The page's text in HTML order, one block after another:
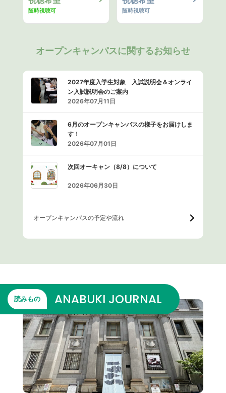
随時視聴可 随時視聴可
オープンキャンパスに関するお知らせ
2027年度入学生対象 入試説明会＆オンライ
ン入試説明会のご案内
2026年07月11日
6月のオープンキャンパスの様子をお届けしま
す！
2026年07月01日
次回オーキャン（8/8）について
2026年06月30日
オープンキャンパスの予定や流れ
読みもの ANABUKI JOURNAL